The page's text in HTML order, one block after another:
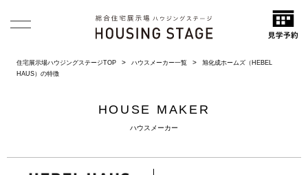
住宅展示場ハウジングステージTOP ハウスメーカー一覧
旭化成ホームズ（HEBEL
HAUS）の特徴
HOUSE MAKER
ハウスメーカー